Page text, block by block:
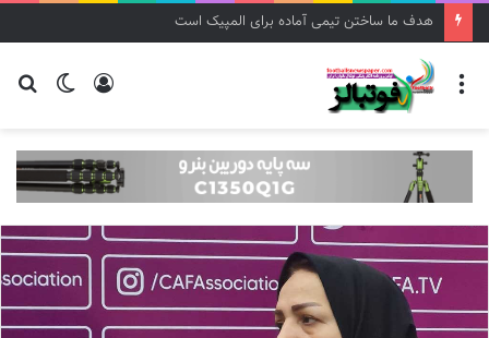
هدف ما ساختن تیمی آماده برای المپیک است
تغییر
ورود منو